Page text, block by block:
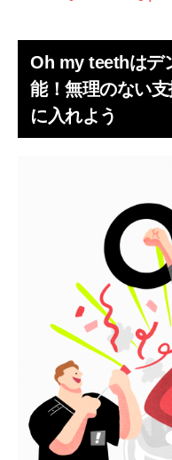
Oh my teethはデ
能！無理のない
に入れよう